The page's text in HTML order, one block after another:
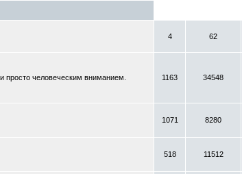
4 62
человеческим вниманием.
1163 34548
1071 8280
518 11512